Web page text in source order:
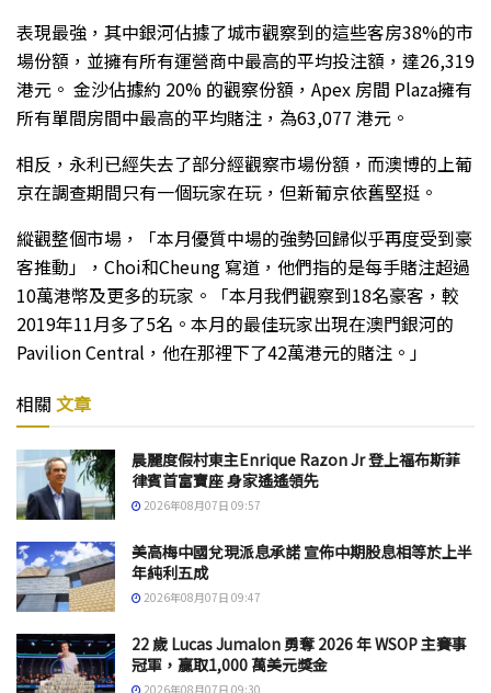
表現最強，其中銀河佔據了城市觀察到的這些客房38%的市
場份額，並擁有所有運營商中最高的平均投注額，達26,319
港元。 金沙佔據約 20% 的觀察份額，Apex 房間 Plaza擁有
所有單間房間中最高的平均賭注，為63,077 港元。
相反，永利已經失去了部分經觀察市場份額，而澳博的上葡
京在調查期間只有一個玩家在玩，但新葡京依舊堅挺。
縱觀整個市場，「本月優質中場的強勢回歸似乎再度受到豪
客推動」，Choi和Cheung 寫道，他們指的是每手賭注超過
10萬港幣及更多的玩家。「本月我們觀察到18名豪客，較
2019年11月多了5名。本月的最佳玩家出現在澳門銀河的
Pavilion Central，他在那裡下了42萬港元的賭注。」
相關 文章
晨麗度假村東主Enrique Razon Jr 登上福布斯菲
律賓首富寶座 身家遙遙領先
2026年08月07日 09:57
美高梅中國兌現派息承諾 宣佈中期股息相等於上半
年純利五成
2026年08月07日 09:47
22 歲 Lucas Jumalon 勇奪 2026 年 WSOP 主賽事
冠軍，贏取1,000 萬美元獎金
2026年08月07日 09:30